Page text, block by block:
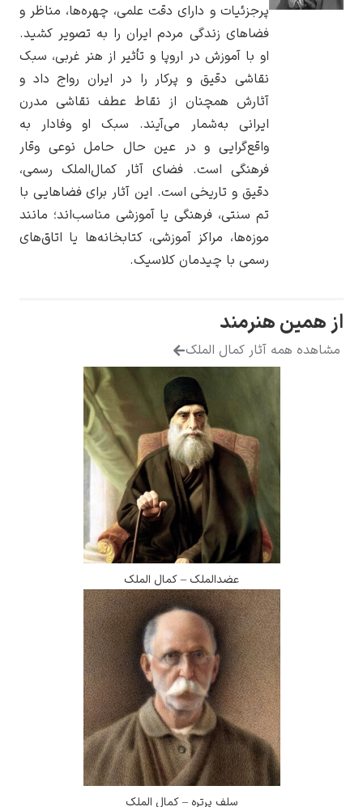
پل سزان
یوهانس فرمیر
پرفروش‌ترین
تابلوها
پرجزئیات و دارای دقت علمی، چهره‌ها، مناظر و
فضاهای زندگی مردم ایران را به تصویر کشید.
او با آموزش در اروپا و تأثیر از هنر غربی، سبک
نقاشی دقیق و پرکار را در ایران رواج داد و
آثارش همچنان از نقاط عطف نقاشی مدرن
ایرانی به‌شمار می‌آیند. سبک او وفادار به
واقع‌گرایی و در عین حال حامل نوعی وقار
فرهنگی است. فضای آثار کمال‌الملک رسمی،
دقیق و تاریخی است. این آثار برای فضاهایی با
تم سنتی، فرهنگی یا آموزشی مناسب‌اند؛ مانند
موزه‌ها، مراکز آموزشی، کتابخانه‌ها یا اتاق‌های
رسمی با چیدمان کلاسیک.
از همین هنرمند
مشاهده همه آثار کمال الملک
عضدالملک – کمال الملک
سلف پرتره – کمال الملک